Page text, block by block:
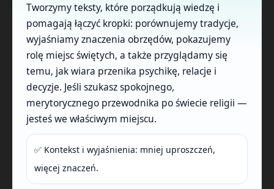
Tworzymy teksty, które porządkują wiedzę i
pomagają łączyć kropki: porównujemy tradycje,
wyjaśniamy znaczenia obrzędów, pokazujemy
rolę miejsc świętych, a także przyglądamy się
temu, jak wiara przenika psychikę, relacje i
decyzje. Jeśli szukasz spokojnego,
merytorycznego przewodnika po świecie religii —
jesteś we właściwym miejscu.
✅ Kontekst i wyjaśnienia: mniej uproszczeń,
więcej znaczeń.